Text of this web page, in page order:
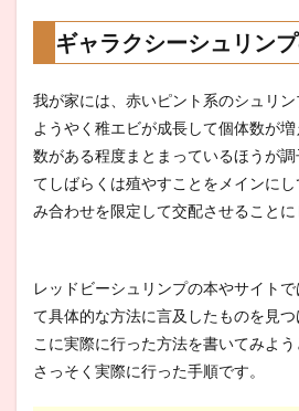
ギャラクシーシュリン
我が家には、赤いピント系のシュリ
ようやく稚エビが成長して個体数が
数がある程度まとまっているほうが
てしばらくは殖やすことをメインに
み合わせを限定して交配させることに
レッドビーシュリンプの本やサイト
て具体的な方法に言及したものを見
こに実際に行った方法を書いてみよう
さっそく実際に行った手順です。